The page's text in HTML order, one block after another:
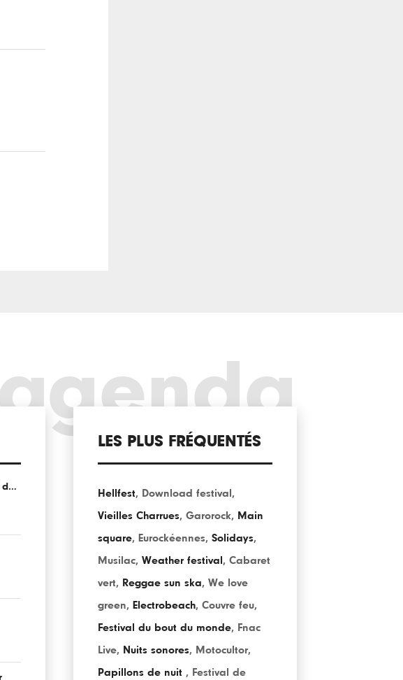
Festival Fête du Bruit dans Landerneau
LES PLUS FRÉQUENTÉS
Hellfest, Download festival ,
Vieilles Charrues, Garorock, Main
square, Eurockéennes, Solidays,
Musilac, Weather festival , Cabaret
vert, Reggae sun ska, We love
green, Electrobeach, Couvre feu,
Festival du bout du monde, Fnac
Live, Nuits sonores, Motocultor,
Papillons de nuit , Festival de